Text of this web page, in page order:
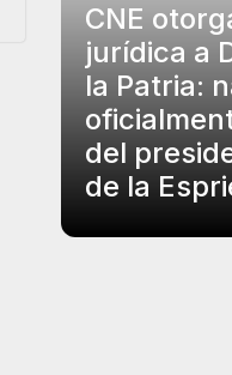
CNE
jurídica a
la Patria:
del
de la